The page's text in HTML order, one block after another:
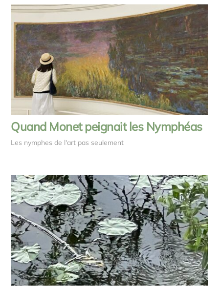
Quand Monet peignait les Nymphéas
Les nymphes de l'art pas seulement